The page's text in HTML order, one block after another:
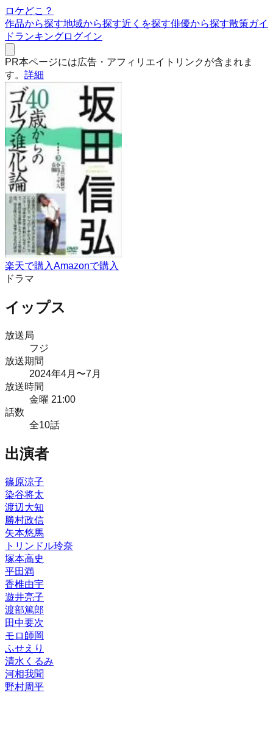
ロケどこ？
作品から探す地域から探す近くを探す俳優から探す散策ガイ
ドランキングログイン
PR本ページには広告・アフィリエイトリンクが含まれま
す。 詳細
楽天で購入Amazonで購入
ドラマ
イップス
放送局
フジ
放送期間
2024年4月 〜7月
放送時間
金曜 21:00
話数
全10話
出演者
篠原涼子
染谷将太
渡辺大知
勝村政信
矢本悠馬
トリンドル玲奈
塚本高史
平田満
香椎由宇
遊井亮子
渡部篤郎
田中要次
モロ師岡
ふせえり
清水くるみ
河相我聞
野村周平